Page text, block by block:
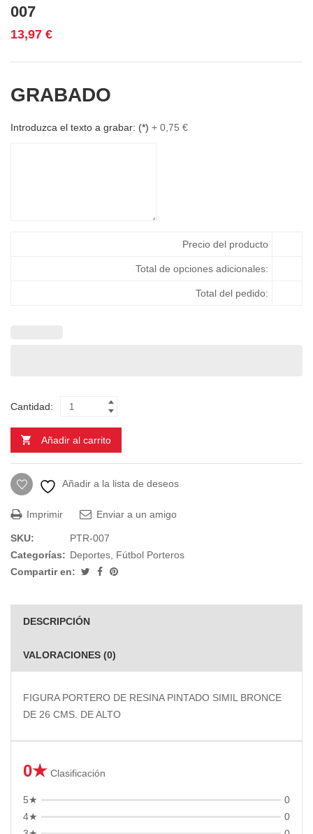
007
13,97 €
GRABADO
Introduzca el texto a grabar: (*) + 0,75 €
Precio del producto
Total de opciones adicionales:
Total del pedido:
Cantidad:
Añadir al carrito
Añadir a la lista de deseos
Imprimir Enviar a un amigo
SKU:
PTR-007
Categorías: Deportes, Fútbol Porteros
Compartir en:
DESCRIPCIÓN
VALORACIONES (0)
FIGURA PORTERO DE RESINA PINTADO SIMIL BRONCE
DE 26 CMS. DE ALTO
0★ Clasificación
5★
0
4★
0